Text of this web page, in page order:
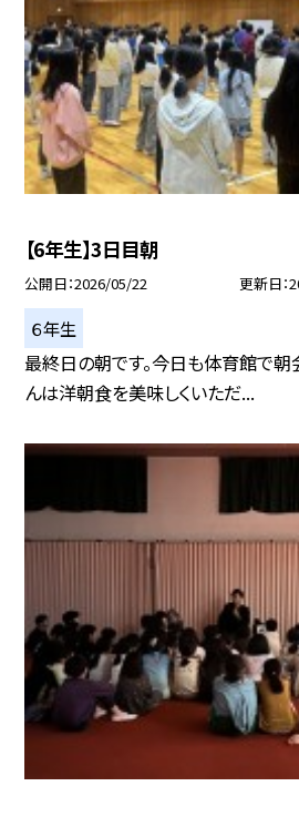
【6年生】3日目朝
公開日 2026/05/22 更新日
６年生
最終日の朝です。今日も体育館で朝
んは洋朝食を美味しくいただ...